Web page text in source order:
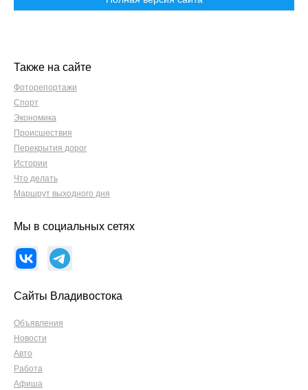
Также на сайте
Фоторепортажи
Спорт
Экономика
Происшествия
Перекрытия дорог
Истории
Что делать
Маршрут выходного дня
Мы в социальных сетях
Сайты Владивостока
Объявления
Новости
Авто
Работа
Афиша